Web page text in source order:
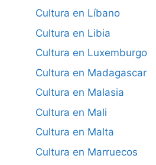
Cultura en Líbano
Cultura en Libia
Cultura en Luxemburgo
Cultura en Madagascar
Cultura en Malasia
Cultura en Mali
Cultura en Malta
Cultura en Marruecos